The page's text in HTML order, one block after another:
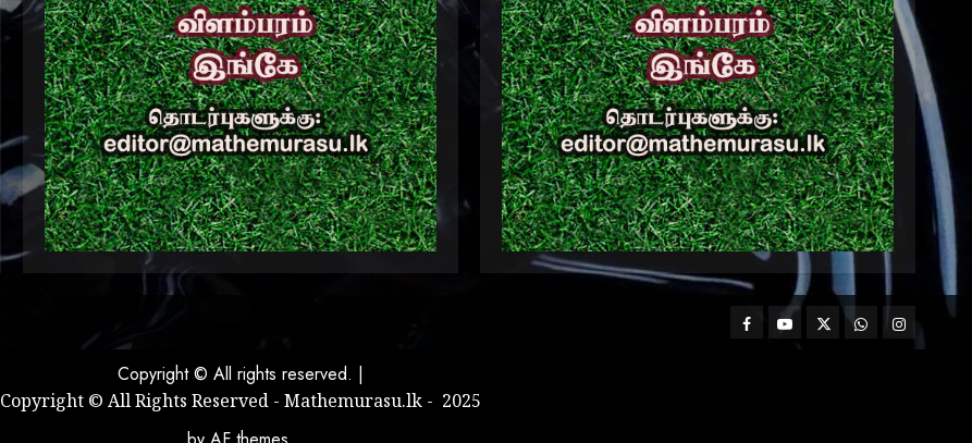
FacebookMathemurasu
TwitterWhatsAppInstagram
Copyright © All rights reserved. |
Copyright © All Rights Reserved - Mathemurasu.lk - 2025